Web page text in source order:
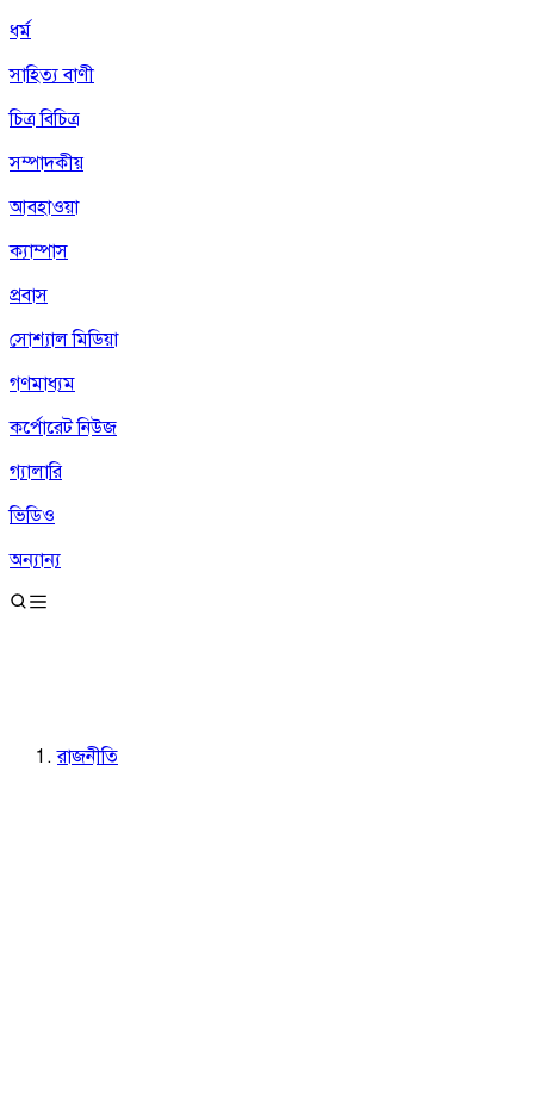
ধর্ম
সাহিত্য বাণী
চিত্র বিচিত্র
সম্পাদকীয়
আবহাওয়া
ক্যাম্পাস
প্রবাস
সোশ্যাল মিডিয়া
গণমাধ্যম
কর্পোরেট নিউজ
গ্যালারি
ভিডিও
অন্যান্য
রাজনীতি